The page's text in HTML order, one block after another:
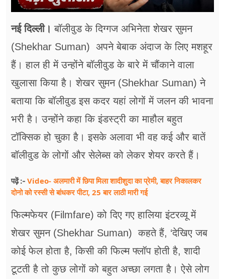
नई दिल्ली। बॉलीवुड के दिग्गज अभिनेता शेखर सुमन
(Shekhar Suman) अपने बेबाक अंदाज के लिए मशहूर
हैं। हाल ही में उन्होंने बॉलीवुड के बारे में चौंकाने वाला
खुलासा किया है। शेखर सुमन (Shekhar Suman) ने
बताया कि बॉलीवुड इस कदर यहां लोगों में जलन की भावना
भरी है। उन्होंने कहा कि इंडस्ट्री का माहौल बहुत
टॉक्सिक हो चुका है। इसके अलावा भी वह कई और बातें
बॉलीवुड के लोगों और सेलेब्स को लेकर शेयर करते हैं।
पढ़ें :- Video- अलमारी में छिपा मिला शादीशुदा का प्रेमी, बाहर निकालकर
दोनो को रस्सी से बांधकर पीटा, 25 बार लाठी मारी गई
फिल्मफेयर (Filmfare) को दिए गए हालिया इंटरव्यू में
शेखर सुमन (Shekhar Suman) कहते हैं, ‘देखिए जब
कोई फेल होता है, किसी की फिल्म फ्लॉप होती है, शादी
टूटती है तो कुछ लोगों को बहुत अच्छा लगता है। ऐसे लोग